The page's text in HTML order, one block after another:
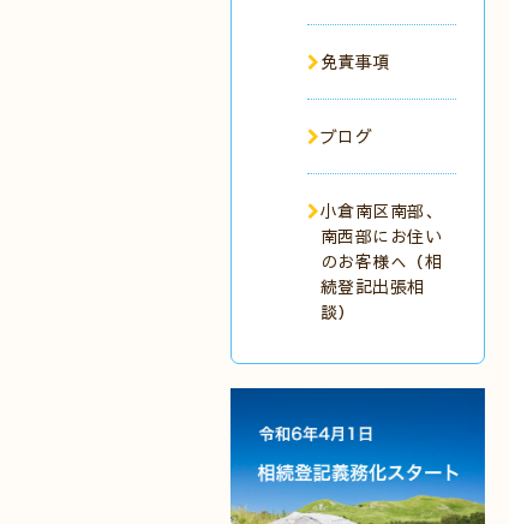
免責事項
ブログ
小倉南区南部、
南西部にお住い
のお客様へ（相
続登記出張相
談）